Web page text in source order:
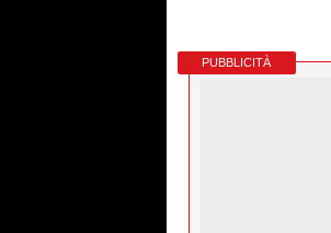
PUBBLICITÀ